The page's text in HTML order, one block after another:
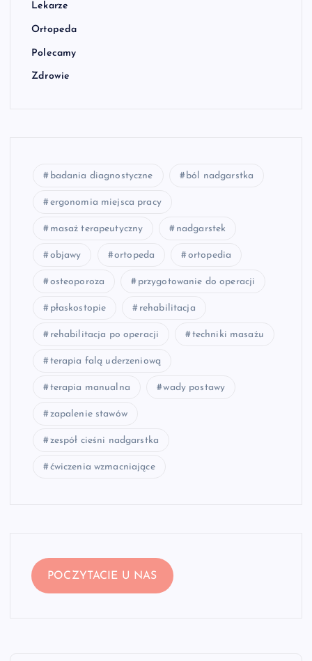
Lekarze
Ortopeda
Polecamy
Zdrowie
badania diagnostyczne ból nadgarstka
ergonomia miejsca pracy
masaż terapeutyczny nadgarstek
objawy ortopeda ortopedia
osteoporoza przygotowanie do operacji
płaskostopie rehabilitacja
rehabilitacja po operacji techniki masażu
terapia falą uderzeniową
terapia manualna wady postawy
zapalenie stawów
zespół cieśni nadgarstka
ćwiczenia wzmacniające
POCZYTACIE U NAS